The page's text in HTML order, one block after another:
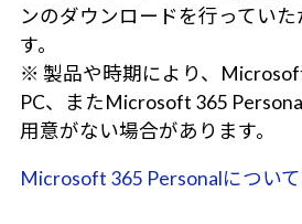
ンのダウンロードを行ってい
す。
※ 製品や時期により、
PC、またMicrosoft 365
用意がない場合があります。
Microsoft 365 Personalについ